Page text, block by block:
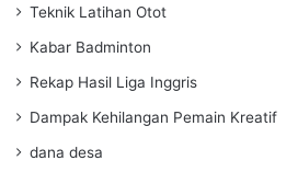
Teknik Latihan Otot
Kabar Badminton
Rekap Hasil Liga Inggris
Dampak Kehilangan Pemain Kreatif
dana desa